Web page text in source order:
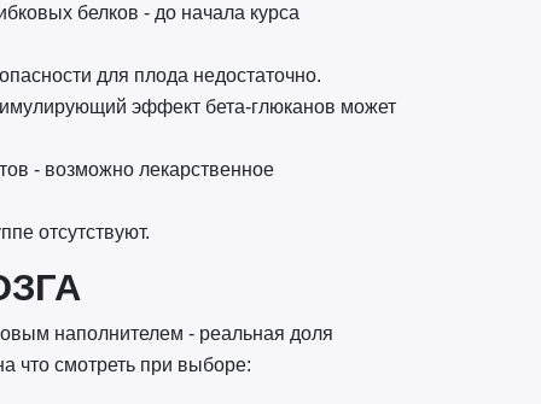
белков - до начала курса
для плода недостаточно.
эффект бета-глюканов может
- возможно лекарственное
отсутствуют.
наполнителем - реальная доля
что смотреть при выборе: